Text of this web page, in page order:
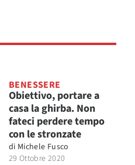
BENESSERE
Obiettivo, portare a
casa la ghirba. Non
fateci perdere tempo
con le stronzate
di Michele Fusco
29 Ottobre 2020